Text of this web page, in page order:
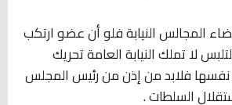
المجالس النيابة فلو أن عضو ارتكب
لا تملك النيابة العامة تحريك
نفسها فلابد من إذن من رئيس المجلس
السلطات .